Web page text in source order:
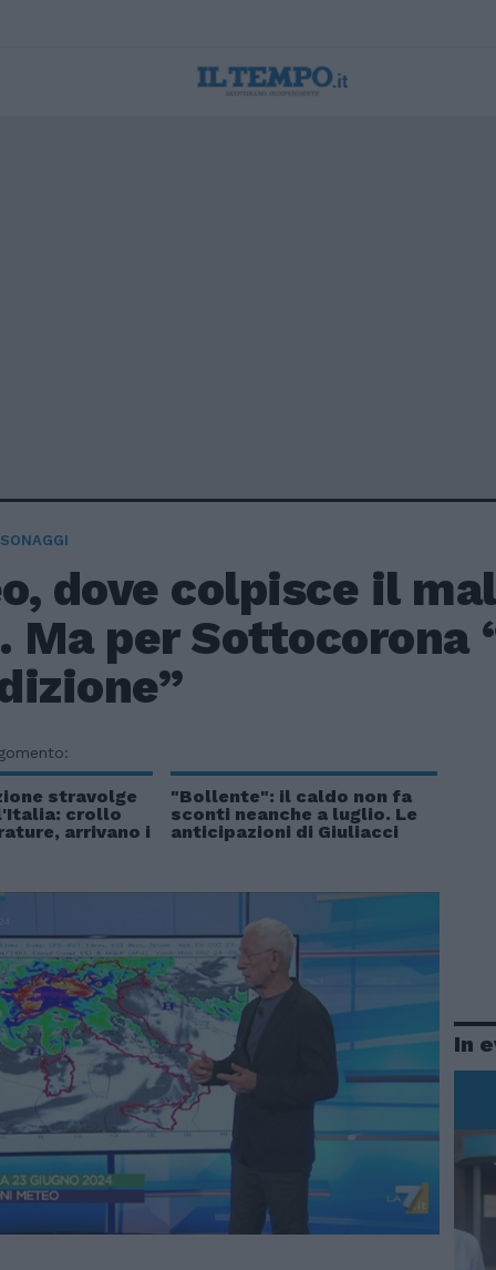
dove colpisce il
Ma per Sottocorona
stravolge
crollo
arrivano i
"Bollente": il caldo non fa
sconti neanche a luglio. Le
anticipazioni di Giuliacci
In